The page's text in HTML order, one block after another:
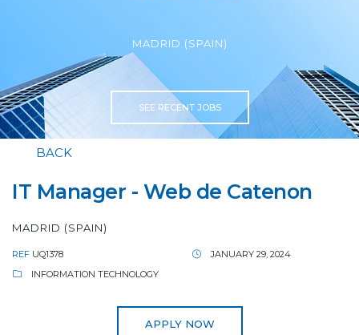
MADRID (SPAIN)
SEE RECENT JOBS
BACK
IT Manager - Web de Catenon
MADRID (SPAIN)
REF UQ1378
JANUARY 29, 2024
INFORMATION TECHNOLOGY
APPLY NOW